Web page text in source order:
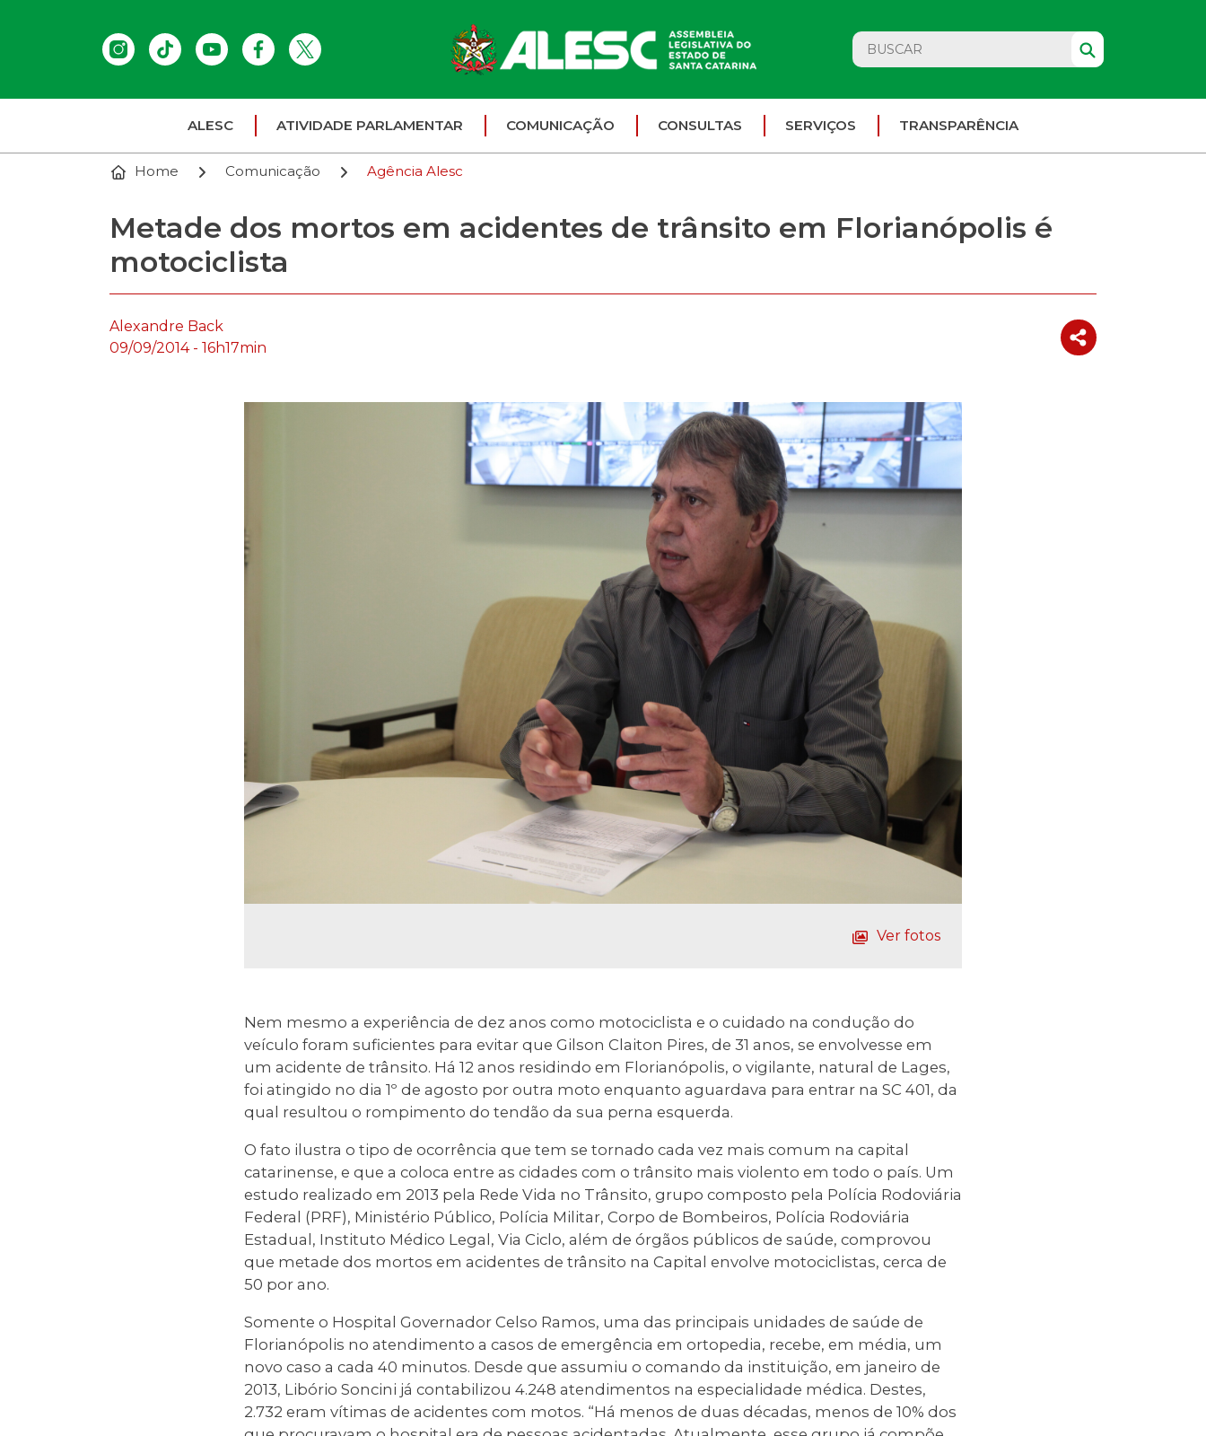
ALESC ATIVIDADE PARLAMENTAR COMUNICAÇÃO CONSULTAS SERVIÇOS TRANSPARÊNCIA
Home Comunicação Agência Alesc
Metade dos mortos em acidentes de trânsito em Florianópolis é
motociclista
Alexandre Back
09/09/2014 - 16h17min
Ver fotos
Nem mesmo a experiência de dez anos como motociclista e o cuidado na condução do
veículo foram suficientes para evitar que Gilson Claiton Pires, de 31 anos, se envolvesse em
um acidente de trânsito. Há 12 anos residindo em Florianópolis, o vigilante, natural de Lages,
foi atingido no dia 1º de agosto por outra moto enquanto aguardava para entrar na SC 401, da
qual resultou o rompimento do tendão da sua perna esquerda.
O fato ilustra o tipo de ocorrência que tem se tornado cada vez mais comum na capital
catarinense, e que a coloca entre as cidades com o trânsito mais violento em todo o país. Um
estudo realizado em 2013 pela Rede Vida no Trânsito, grupo composto pela Polícia Rodoviária
Federal (PRF), Ministério Público, Polícia Militar, Corpo de Bombeiros, Polícia Rodoviária
Estadual, Instituto Médico Legal, Via Ciclo, além de órgãos públicos de saúde, comprovou
que metade dos mortos em acidentes de trânsito na Capital envolve motociclistas, cerca de
50 por ano.
Somente o Hospital Governador Celso Ramos, uma das principais unidades de saúde de
Florianópolis no atendimento a casos de emergência em ortopedia, recebe, em média, um
novo caso a cada 40 minutos. Desde que assumiu o comando da instituição, em janeiro de
2013, Libório Soncini já contabilizou 4.248 atendimentos na especialidade médica. Destes,
2.732 eram vítimas de acidentes com motos. “Há menos de duas décadas, menos de 10% dos